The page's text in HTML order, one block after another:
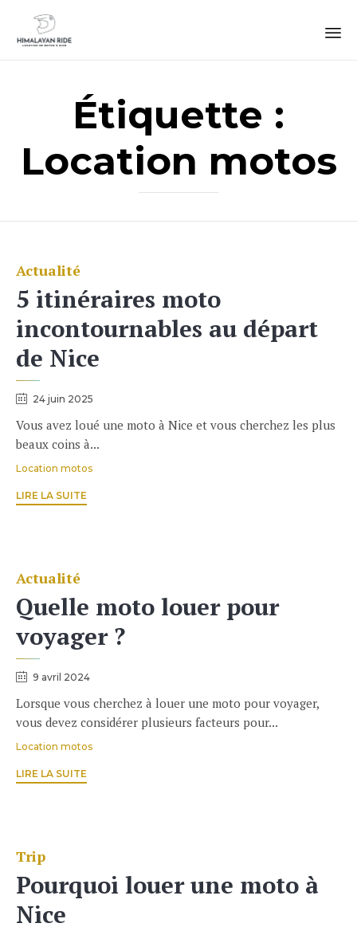
Étiquette :
Location motos
Catégorie
Actualité
5 itinéraires moto
incontournables au départ
de Nice
24 juin 2025
Vous avez loué une moto à Nice et vous cherchez les plus
beaux coins à...
Tags
Location motos
LIRE LA SUITE
Catégorie
Actualité
Quelle moto louer pour
voyager ?
9 avril 2024
Lorsque vous cherchez à louer une moto pour voyager,
vous devez considérer plusieurs facteurs pour...
Tags
Location motos
LIRE LA SUITE
Catégorie
Trip
Pourquoi louer une moto à
Nice